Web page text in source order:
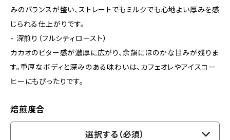
みのバランスが整い、ストレートでもミルクでも心地よい厚みを感
じられる仕上がりです。
- 深煎り（フルシティロースト）
カカオのビター感が濃厚に広がり、余韻にほのかな甘みが残りま
す。重厚なボディと深みのある味わいは、カフェオレやアイスコー
ヒーにもぴったりです。
焙煎度合
選択する（必須）